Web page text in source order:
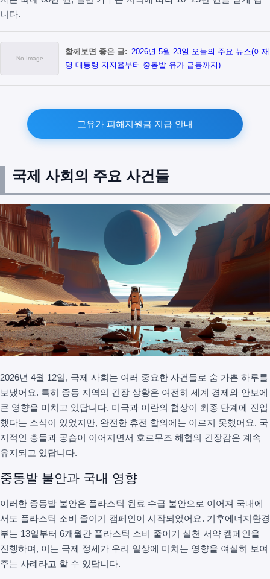
니다.
함께보면 좋은 글: 2026년 5월 23일 오늘의 주요 뉴스(이재
명 대통령 지지율부터 중동발 유가 급등까지)
고유가 피해지원금 지급 안내
국제 사회의 주요 사건들
2026년 4월 12일, 국제 사회는 여러 중요한 사건들로 숨 가쁜 하루를
보냈어요. 특히 중동 지역의 긴장 상황은 여전히 세계 경제와 안보에
큰 영향을 미치고 있답니다. 미국과 이란의 협상이 최종 단계에 진입
했다는 소식이 있었지만, 완전한 휴전 합의에는 이르지 못했어요. 국
지적인 충돌과 공습이 이어지면서 호르무즈 해협의 긴장감은 계속
유지되고 있답니다.
중동발 불안과 국내 영향
이러한 중동발 불안은 플라스틱 원료 수급 불안으로 이어져 국내에
서도 플라스틱 소비 줄이기 캠페인이 시작되었어요. 기후에너지환경
부는 13일부터 6개월간 플라스틱 소비 줄이기 실천 서약 캠페인을
진행하며, 이는 국제 정세가 우리 일상에 미치는 영향을 여실히 보여
주는 사례라고 할 수 있답니다.